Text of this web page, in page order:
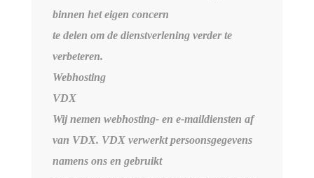
binnen het eigen concern
te delen om de dienstverlening verder te
verbeteren.
Webhosting
VDX
Wij nemen webhosting- en e-maildiensten af
van VDX. VDX verwerkt persoonsgegevens
namens ons en gebruikt